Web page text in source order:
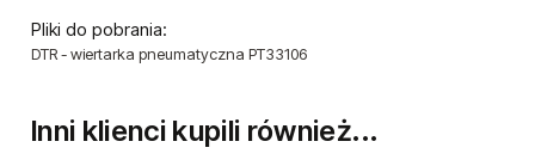
Pliki do pobrania:
DTR - wiertarka pneumatyczna PT33106
Inni klienci kupili również...